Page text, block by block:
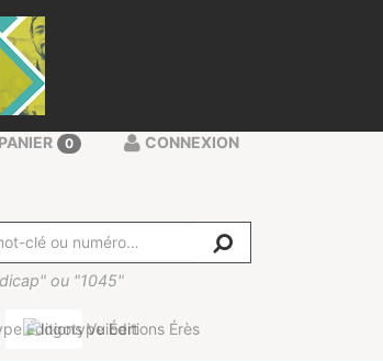
ou "1045"
PANIER 0 CONNEXION